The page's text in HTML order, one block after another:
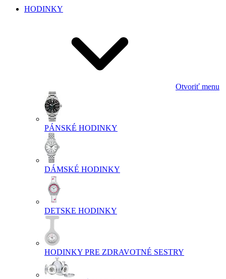
HODINKY
Otvoriť menu
PÁNSKÉ HODINKY
DÁMSKÉ HODINKY
DETSKE HODINKY
HODINKY PRE ZDRAVOTNÉ SESTRY